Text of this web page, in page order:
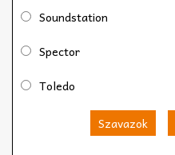
Soundstation
Spector
Toledo
Szavazok